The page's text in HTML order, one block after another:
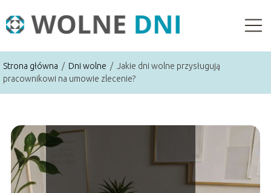
Strona główna / Dni wolne / Jakie dni wolne przysługują
pracownikowi na umowie zlecenie?